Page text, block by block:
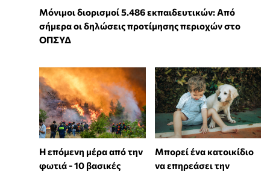
Μόνιμοι διορισμοί 5.486 εκπαιδευτικών: Από
σήμερα οι δηλώσεις προτίμησης περιοχών στο
ΟΠΣΥΔ
Η επόμενη μέρα από την
φωτιά - 10 βασικές
⁠Μπορεί ένα κατοικίδιο
να επηρεάσει την